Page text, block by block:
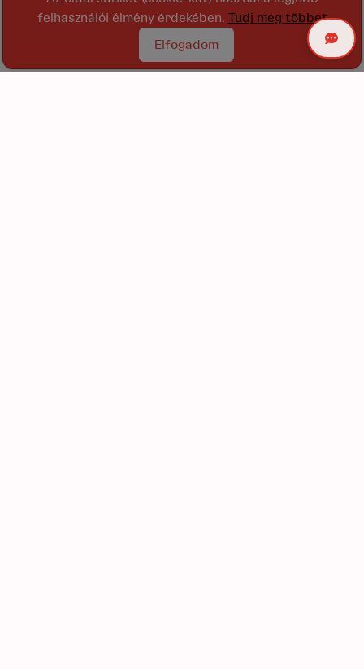
felhasználói élmény érdekében. Tudj meg többet
Elfogadom